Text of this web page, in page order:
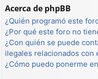
Acerca de phpBB
¿Quién programó este
¿Por qué este foro no
¿Con quién se puede
ilegales relacionados con
¿Cómo puedo ponerme